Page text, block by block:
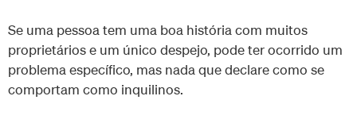
Se uma pessoa tem uma boa história com muitos
proprietários e um único despejo, pode ter ocorrido um
problema específico, mas nada que declare como se
comportam como inquilinos.